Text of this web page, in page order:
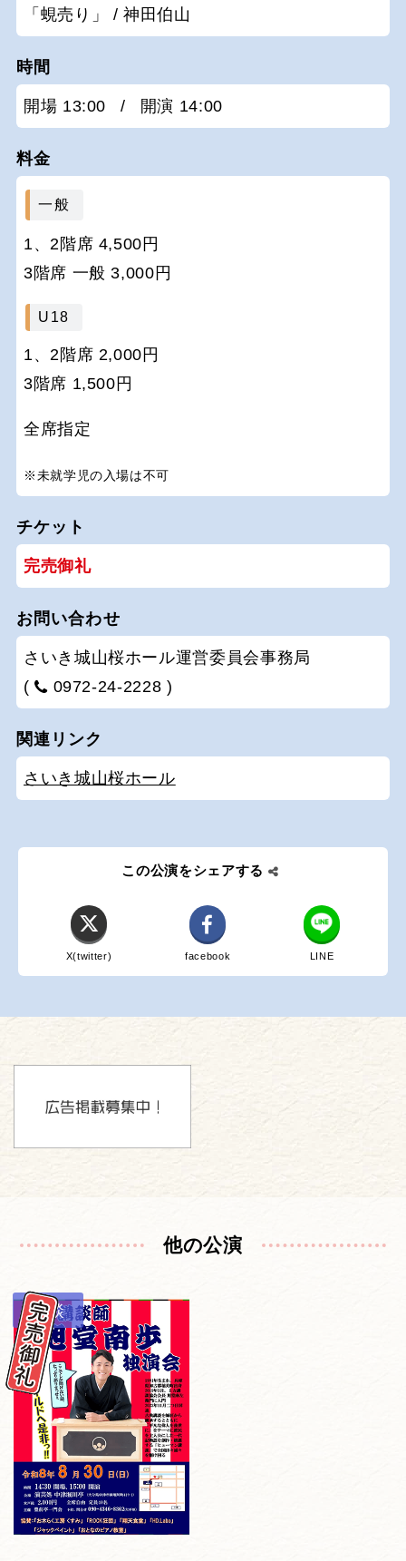
「蜆売り」 / 神田伯山
時間
開場 13:00 / 開演 14:00
料金
一般
1、2階席 4,500円
3階席 一般 3,000円
U18
1、2階席 2,000円
3階席 1,500円
全席指定
※未就学児の入場は不可
チケット
完売御礼
お問い合わせ
さいき城山桜ホール運営委員会事務局
(
0972-24-2228 )
関連リンク
さいき城山桜ホール
この公演をシェアする
X(twitter) facebook LINE
他の公演
講談